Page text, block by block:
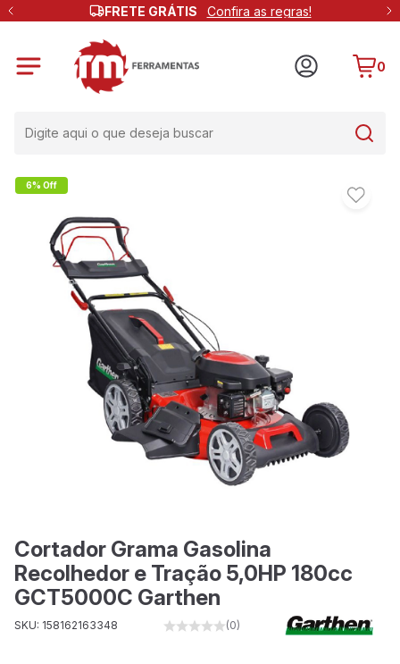
FRETE GRÁTIS Confira as regras!
0
6% Off
Cortador Grama Gasolina
Recolhedor e Tração 5,0HP 180cc
GCT5000C Garthen
SKU: 158162163348 (0)